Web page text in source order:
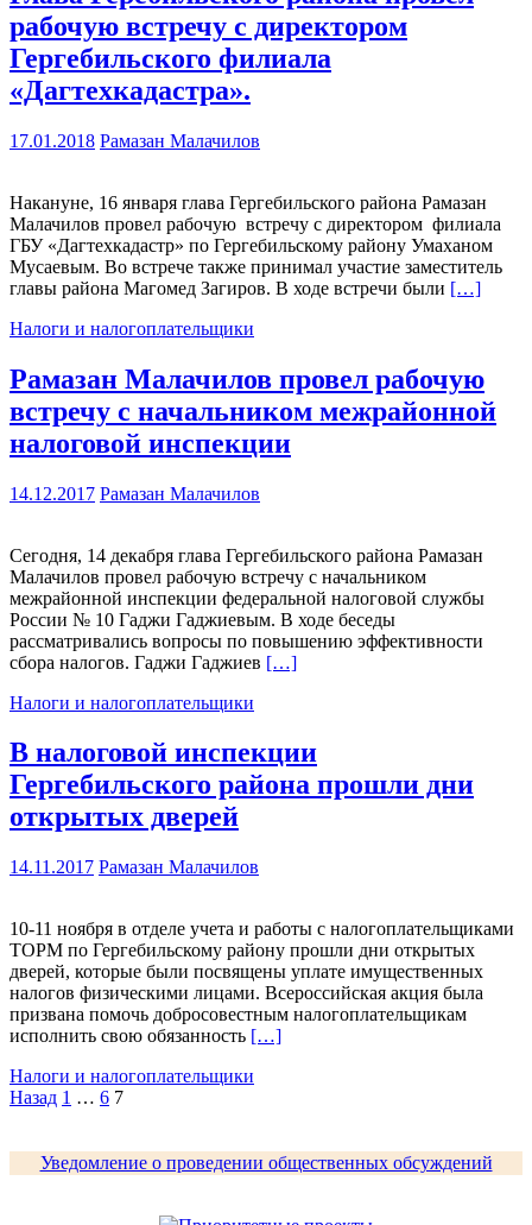
рабочую встречу с директором
Гергебильского филиала
«Дагтехкадастра».
17.01.2018 Рамазан Малачилов
Накануне, 16 января глава Гергебильского района Рамазан
Малачилов провел рабочую встречу с директором филиала
ГБУ «Дагтехкадастр» по Гергебильскому району Умаханом
Мусаевым. Во встрече также принимал участие заместитель
главы района Магомед Загиров. В ходе встречи были […]
Налоги и налогоплательщики
Рамазан Малачилов провел рабочую
встречу с начальником межрайонной
налоговой инспекции
14.12.2017 Рамазан Малачилов
Сегодня, 14 декабря глава Гергебильского района Рамазан
Малачилов провел рабочую встречу с начальником
межрайонной инспекции федеральной налоговой службы
России № 10 Гаджи Гаджиевым. В ходе беседы
рассматривались вопросы по повышению эффективности
сбора налогов. Гаджи Гаджиев […]
Налоги и налогоплательщики
В налоговой инспекции
Гергебильского района прошли дни
открытых дверей
14.11.2017 Рамазан Малачилов
10-11 ноября в отделе учета и работы с налогоплательщиками
ТОРМ по Гергебильскому району прошли дни открытых
дверей, которые были посвящены уплате имущественных
налогов физическими лицами. Всероссийская акция была
призвана помочь добросовестным налогоплательщикам
исполнить свою обязанность […]
Налоги и налогоплательщики
Пагинация
Назад 1 … 6 7
Уведомление о проведении общественных обсуждений